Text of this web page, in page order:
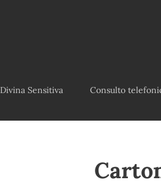
Divina Sensitiva Consulto